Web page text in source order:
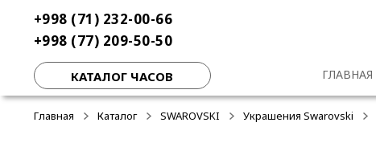
навигации
содержимому
+998 (71) 232-00-66
+998 (77) 209-50-50
КАТАЛОГ ЧАСОВ ГЛАВНАЯ
Главная Каталог SWAROVSKI Украшения Swarovski
-30%